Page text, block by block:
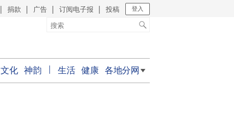
捐款 广告 订阅电子报 投稿 登入
文化 神韵 生活 健康 各地分网